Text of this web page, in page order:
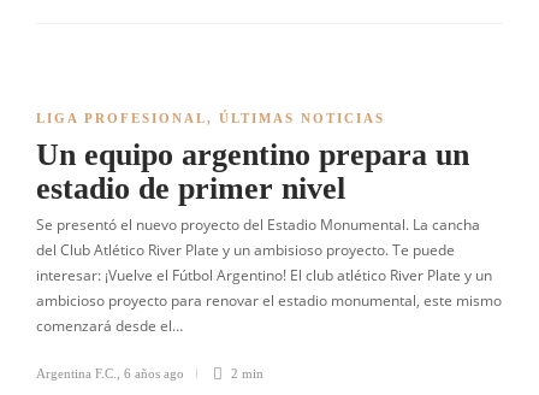
LIGA PROFESIONAL, ÚLTIMAS NOTICIAS
Un equipo argentino prepara un
estadio de primer nivel
Se presentó el nuevo proyecto del Estadio Monumental. La cancha
del Club Atlético River Plate y un ambisioso proyecto. Te puede
interesar: ¡Vuelve el Fútbol Argentino! El club atlético River Plate y un
ambicioso proyecto para renovar el estadio monumental, este mismo
comenzará desde el…
Argentina F.C. 6 años ago 2 min